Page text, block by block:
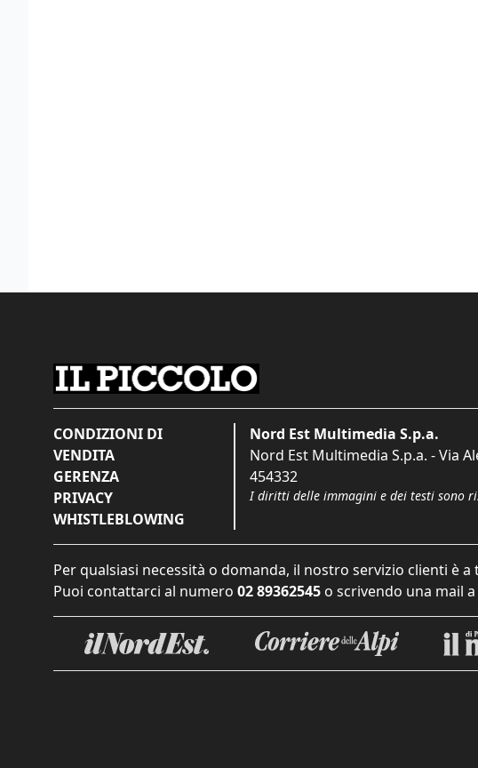
CONDIZIONI DI
VENDITA
GERENZA
PRIVACY
WHISTLEBLOWING
Nord Est Multimedia S.p.a.
Nord Est Multimedia S.p.a. - Via
454332
I diritti delle immagini e dei testi sono
Per qualsiasi necessità o domanda, il nostro servizio clienti è
Puoi contattarci al numero 02 89362545 o scrivendo una mail a